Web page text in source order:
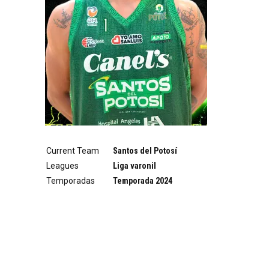
Current Team
Santos del Potosí
Leagues
Liga varonil
Temporadas
Temporada 2024